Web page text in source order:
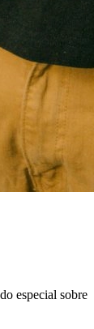
especial sobre